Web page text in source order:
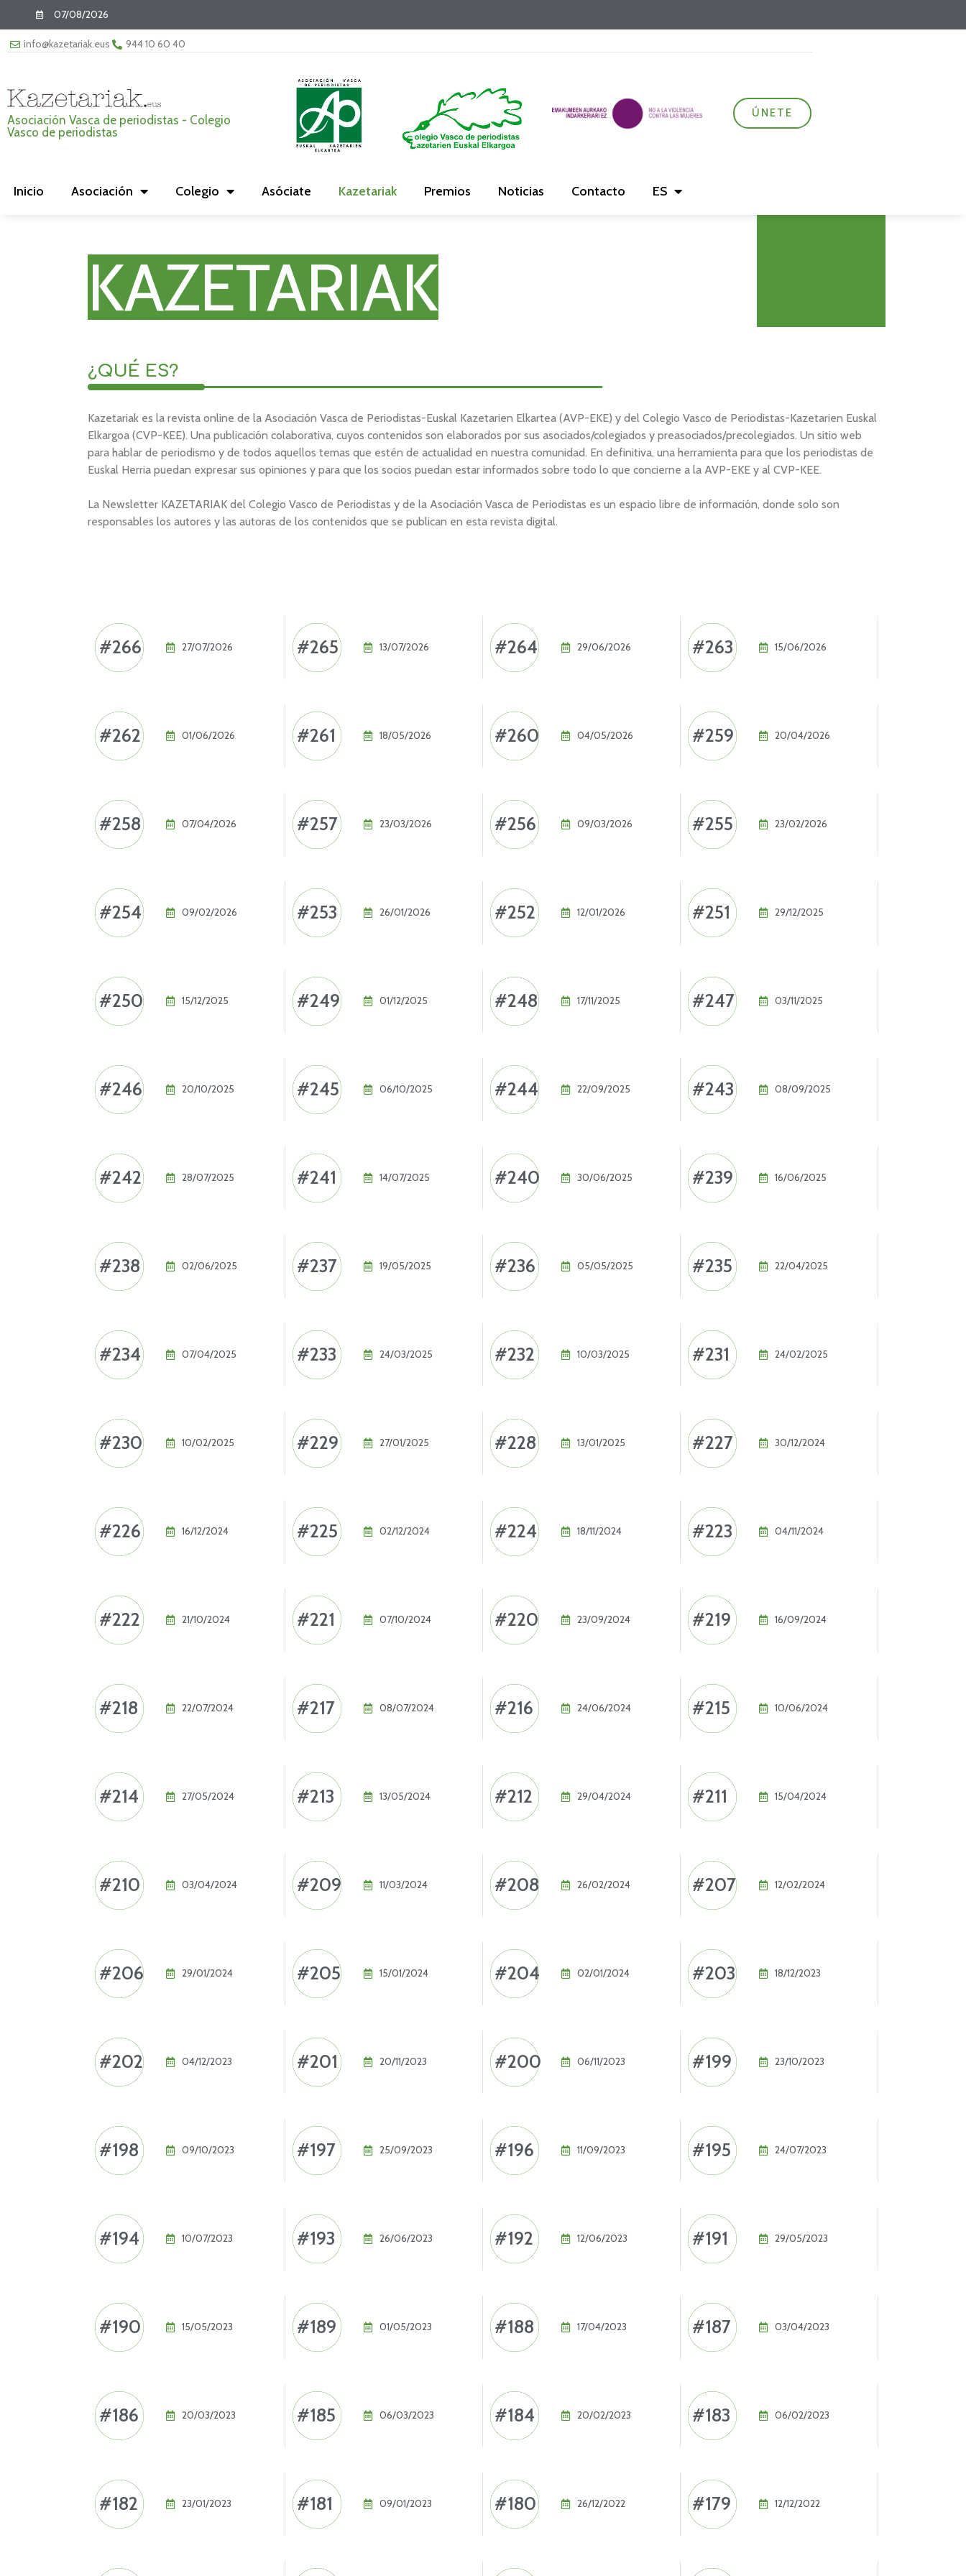
07/08/2026
info@kazetariak.eus 944 10 60 40
Asociación Vasca de periodistas - Colegio
Vasco de periodistas
ÚNETE
Inicio Asociación Colegio Asóciate Kazetariak Premios Noticias Contacto ES
KAZETARIAK
¿QUÉ ES?
Kazetariak es la revista online de la Asociación Vasca de Periodistas-Euskal Kazetarien Elkartea (AVP-EKE) y del Colegio Vasco de Periodistas-Kazetarien Euskal
Elkargoa (CVP-KEE). Una publicación colaborativa, cuyos contenidos son elaborados por sus asociados/colegiados y preasociados/precolegiados. Un sitio web
para hablar de periodismo y de todos aquellos temas que estén de actualidad en nuestra comunidad. En definitiva, una herramienta para que los periodistas de
Euskal Herria puedan expresar sus opiniones y para que los socios puedan estar informados sobre todo lo que concierne a la AVP-EKE y al CVP-KEE.
La Newsletter KAZETARIAK del Colegio Vasco de Periodistas y de la Asociación Vasca de Periodistas es un espacio libre de información, donde solo son
responsables los autores y las autoras de los contenidos que se publican en esta revista digital.
#266 27/07/2026 #265 13/07/2026 #264 29/06/2026 #263 15/06/2026
#262 01/06/2026 #261 18/05/2026 #260 04/05/2026 #259 20/04/2026
#258 07/04/2026 #257 23/03/2026 #256 09/03/2026 #255 23/02/2026
#254 09/02/2026 #253 26/01/2026 #252 12/01/2026 #251 29/12/2025
#250 15/12/2025 #249 01/12/2025 #248 17/11/2025 #247 03/11/2025
#246 20/10/2025 #245 06/10/2025 #244 22/09/2025 #243 08/09/2025
#242 28/07/2025 #241 14/07/2025 #240 30/06/2025 #239 16/06/2025
#238 02/06/2025 #237 19/05/2025 #236 05/05/2025 #235 22/04/2025
#234 07/04/2025 #233 24/03/2025 #232 10/03/2025 #231 24/02/2025
#230 10/02/2025 #229 27/01/2025 #228 13/01/2025 #227 30/12/2024
#226 16/12/2024 #225 02/12/2024 #224 18/11/2024 #223 04/11/2024
#222 21/10/2024 #221 07/10/2024 #220 23/09/2024 #219 16/09/2024
#218 22/07/2024 #217 08/07/2024 #216 24/06/2024 #215 10/06/2024
#214 27/05/2024 #213 13/05/2024 #212 29/04/2024 #211 15/04/2024
#210 03/04/2024 #209 11/03/2024 #208 26/02/2024 #207 12/02/2024
#206 29/01/2024 #205 15/01/2024 #204 02/01/2024 #203 18/12/2023
#202 04/12/2023 #201 20/11/2023 #200 06/11/2023 #199 23/10/2023
#198 09/10/2023 #197 25/09/2023 #196 11/09/2023 #195 24/07/2023
#194 10/07/2023 #193 26/06/2023 #192 12/06/2023 #191 29/05/2023
#190 15/05/2023 #189 01/05/2023 #188 17/04/2023 #187 03/04/2023
#186 20/03/2023 #185 06/03/2023 #184 20/02/2023 #183 06/02/2023
#182 23/01/2023 #181 09/01/2023 #180 26/12/2022 #179 12/12/2022